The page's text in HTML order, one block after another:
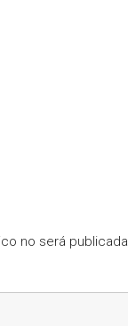
no será publicada.